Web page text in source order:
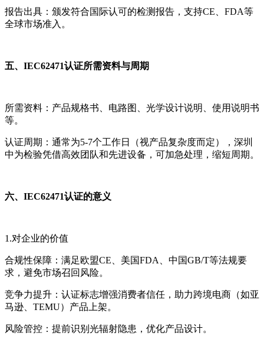
报告出具：颁发符合国际认可的检测报告，支持CE、FDA等
全球市场准入。
五、IEC62471认证所需资料与周期
所需资料：产品规格书、电路图、光学设计说明、使用说明书
等。
认证周期：通常为5-7个工作日（视产品复杂度而定），深圳
中为检验凭借高效团队和先进设备，可加急处理，缩短周期。
六、IEC62471认证的意义
1.对企业的价值
合规性保障：满足欧盟CE、美国FDA、中国GB/T等法规要
求，避免市场召回风险。
竞争力提升：认证标志增强消费者信任，助力跨境电商（如亚
马逊、TEMU）产品上架。
风险管控：提前识别光辐射隐患，优化产品设计。